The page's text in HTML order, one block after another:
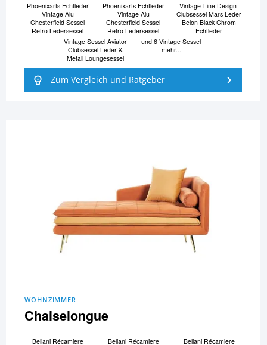
Phoenixarts Echtleder
Vintage Alu
Chesterfield Sessel
Retro Ledersessel
Phoenixarts Echtleder
Vintage Alu
Chesterfield Sessel
Retro Ledersessel
Vintage-Line Design-
Clubsessel Mars Leder
Belon Black Chrom
Echtleder
Vintage Sessel Aviator
Clubsessel Leder &
Metall Loungesessel
und 6 Vintage Sessel
mehr...
Zum Vergleich und Ratgeber
WOHNZIMMER
Chaiselongue
Beliani Ré­ca­mi­e­re
Beliani Ré­ca­mi­e­re
Beliani Ré­ca­mi­e­re